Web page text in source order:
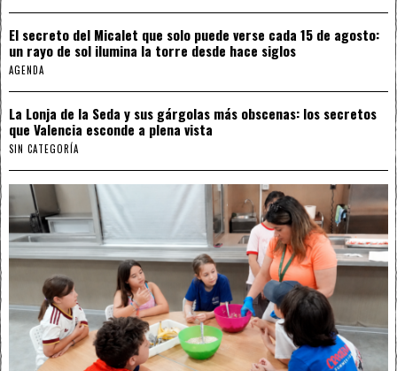
El secreto del Micalet que solo puede verse cada 15 de agosto:
un rayo de sol ilumina la torre desde hace siglos
AGENDA
La Lonja de la Seda y sus gárgolas más obscenas: los secretos
que Valencia esconde a plena vista
SIN CATEGORÍA